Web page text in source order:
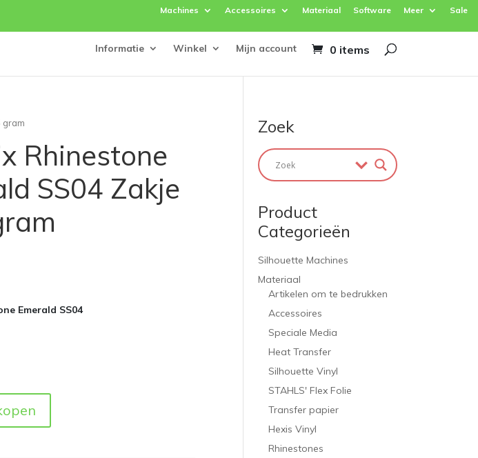
Machines Accessoires Materiaal Software Meer Sale
Informatie Winkel Mijn account 0 items
gram
Rhinestone
SS04 Zakje
Emerald SS04
Zoek
Product
Categorieën
Silhouette Machines
Materiaal
Artikelen om te bedrukken
Accessoires
Speciale Media
Heat Transfer
Silhouette Vinyl
STAHLS' Flex Folie
Transfer papier
Hexis Vinyl
Rhinestones